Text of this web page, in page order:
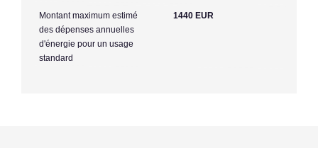
Montant maximum estimé
des dépenses annuelles
d'énergie pour un usage
standard
1440 EUR